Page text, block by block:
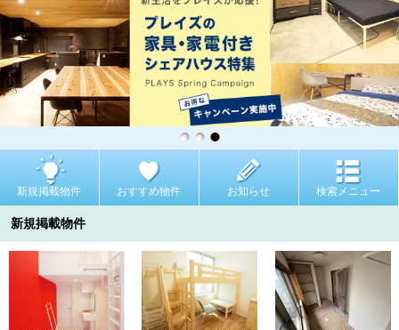
新規掲載物件 おすすめ物件 お知らせ 検索メニュー
新規掲載物件